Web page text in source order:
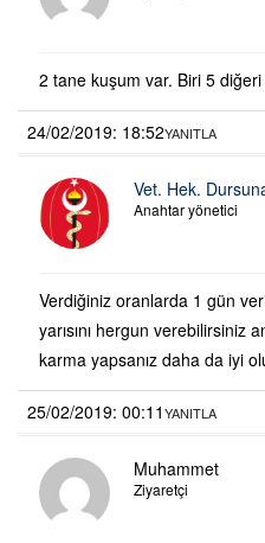
2 tane kuşum var. Biri 5 diğeri
24/02/2019: 18:52YANITLA
Vet. Hek.
Anahtar yönetici
Verdiğiniz oranlarda 1 gün
yarısını hergun verebilirsiniz
karma yapsanız daha da iyi
25/02/2019: 00:11YANITLA
Muhammet
Ziyaretçi